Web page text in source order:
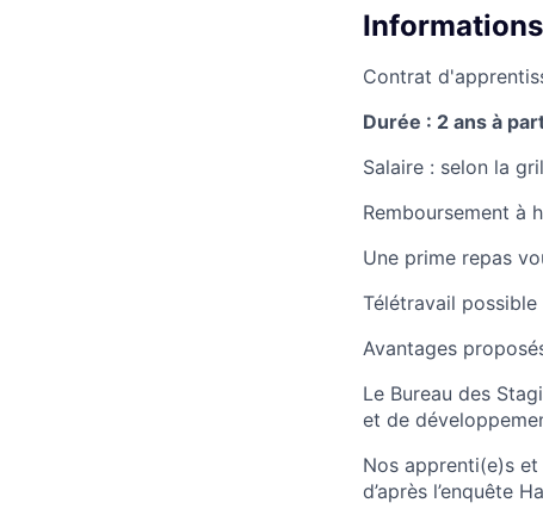
Contrat
Durée : 2 ans à
Salaire : selon la
Remboursement à
Une prime repas
Télétravail
Avantages
Le Bureau des
et de
Nos apprenti(e)s
d’après l’enquête